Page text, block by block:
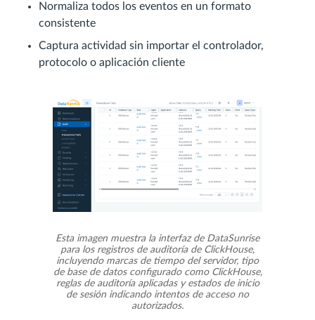
Normaliza todos los eventos en un formato
consistente
Captura actividad sin importar el controlador,
protocolo o aplicación cliente
Esta imagen muestra la interfaz de DataSunrise
para los registros de auditoría de ClickHouse,
incluyendo marcas de tiempo del servidor, tipo
de base de datos configurado como ClickHouse,
reglas de auditoría aplicadas y estados de inicio
de sesión indicando intentos de acceso no
autorizados.